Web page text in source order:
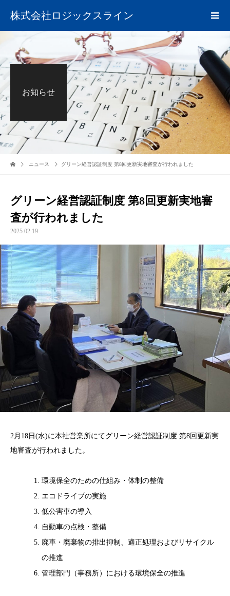
株式会社ロジックスライン
お知らせ
ニュース グリーン経営認証制度 第8回更新実地審査が行われました
グリーン経営認証制度 第8回更新実地審
査が行われました
2025.02.19
2月18日(水)に本社営業所にてグリーン経営認証制度 第8回更新実
地審査が行われました。
環境保全のための仕組み・体制の整備
エコドライブの実施
低公害車の導入
自動車の点検・整備
廃車・廃棄物の排出抑制、適正処理およびリサイクル
の推進
管理部門（事務所）における環境保全の推進